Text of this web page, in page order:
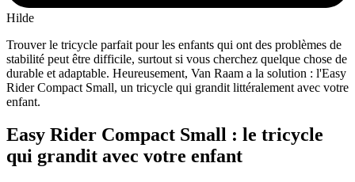
Hilde
Trouver le tricycle parfait pour les enfants qui ont des problèmes de
stabilité peut être difficile, surtout si vous cherchez quelque chose de
durable et adaptable. Heureusement, Van Raam a la solution : l'Easy
Rider Compact Small, un tricycle qui grandit littéralement avec votre
enfant.
Easy Rider Compact Small : le tricycle
qui grandit avec votre enfant